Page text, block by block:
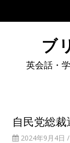
ブ
英会話・
自民党総裁
2024年9月4日 /